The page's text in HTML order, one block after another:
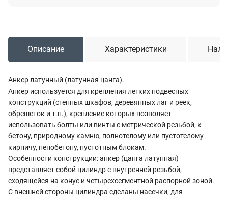
Описание Характеристики
Анкер латунный (латунная цанга).
Анкер используется для крепления легких подвесных
конструкций (стенных шкафов, деревянных лаг и реек,
обрешеток и т.п.), крепление которых позволяет
использовать болты или винты с метрической резьбой, к
бетону, природному камню, полнотелому или пустотелому
кирпичу, пенобетону, пустотным блокам.
Особенности конструкции: анкер (цанга латунная)
представляет собой цилиндр с внутренней резьбой,
сходящейся на конус и четырехсегментной распорной зоной.
С внешней стороны цилиндра сделаны насечки, для